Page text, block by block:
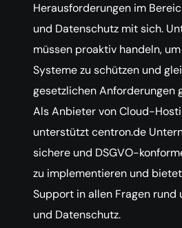
Herausforderungen im
und Datenschutz mit sich.
müssen proaktiv handeln,
Systeme zu schützen und
gesetzlichen Anforderungen
Als Anbieter von Cloud-
unterstützt centron.de
sichere und DSGVO-
zu implementieren und
Support in allen Fragen
und Datenschutz.